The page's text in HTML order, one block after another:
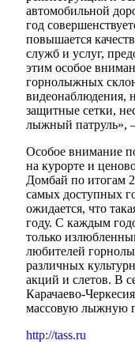
автомобильной
год
повышается
служб и услуг,
этим особое
горнолыжных
видеонаблюдения,
защитные сетки,
лыжный патруль»,
Особое внимание
на курорте и
Домбай по итогам
самых доступных
ожидается, что
году. С каждым
только
любителей
различных
акций и слетов. В
Карачаево-
массовую лыжную
http://tass.ru